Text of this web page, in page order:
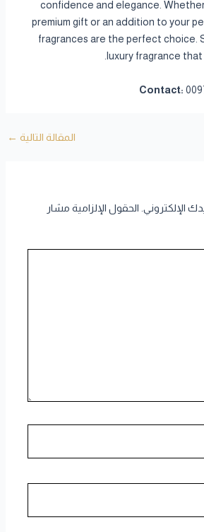
confidence and elegance.
premium gift or an addition to your
fragrances are the perfect choice.
luxury fragrance that
المقالة التالية ←
الإلكتروني. الحقول الإلزامية مشار